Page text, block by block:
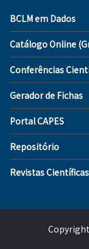
BCLM em Dados
Catálogo Online
Conferências
Gerador de Fichas
Portal CAPES
Repositório
Revistas Científicas